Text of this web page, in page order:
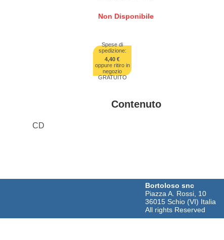
Non Disponibile
Spese di
spedizione:
4,40 €
oppure ritiro in
negozio
GRATUITO
Contenuto
CD
Bortoloso snc
Piazza A. Rossi, 10
36015 Schio (VI) Italia
All rights Reserved